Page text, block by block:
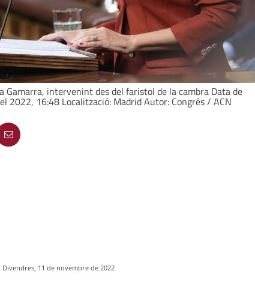
Gamarra, intervenint des del faristol de la cambra Data de
2022, 16:48 Localització: Madrid Autor: Congrés / ACN
Divendres, 11 de novembre de 2022